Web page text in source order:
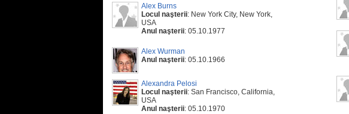
Alex Burns
Locul naşterii: New York City, New York,
USA
Anul naşterii: 05.10.1977
Alex Wurman
Anul naşterii: 05.10.1966
Alexandra Pelosi
Locul naşterii: San Francisco, California,
USA
Anul naşterii: 05.10.1970